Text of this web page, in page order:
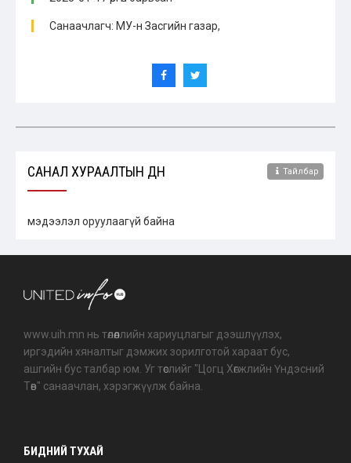
Санаачлагч: МУ-н Засгийн газар,
САНАЛ ХУРААЛТЫН ДҮН Тайлбар
мэдээлэл оруулаагүй байна
www.uih.mn нь төлөөллийн хариуцлагыг дээшлүүлэх,
иргэдийн хяналтыг дэмжих зорилготой хараат бус,
ашгийн бус талбар юм. Уг төслийг "Цогц Хөгжлийн Үндэсний
Төв" санаачлан, хэрэгжүүлж байна.
БИДНИЙ ТУХАЙ